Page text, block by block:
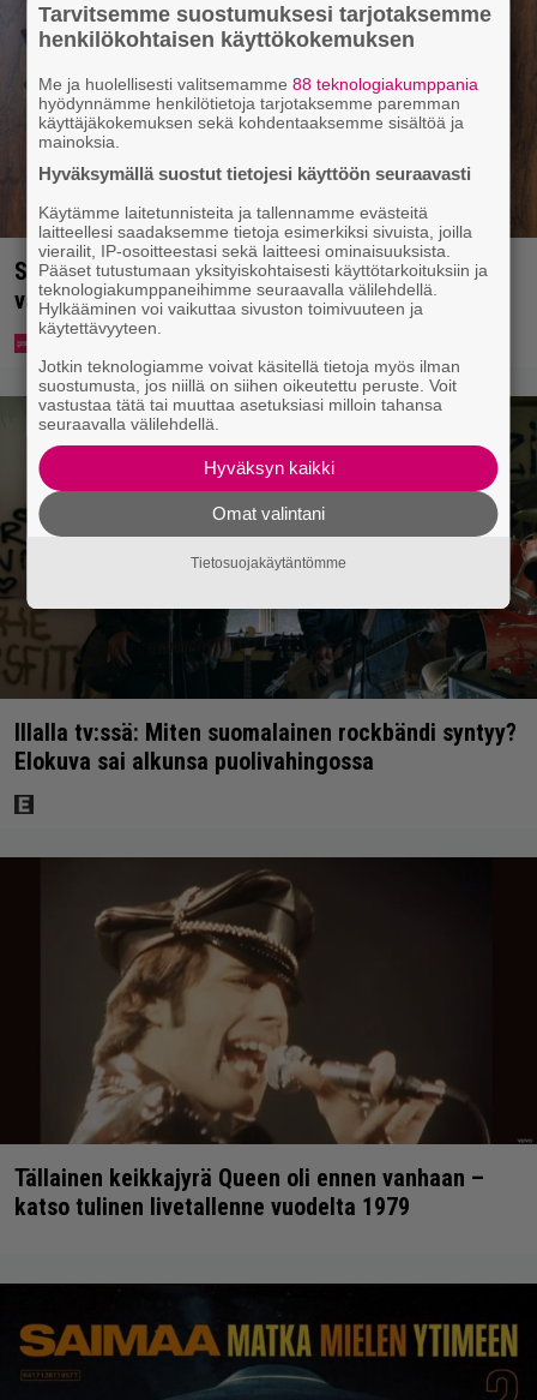
Syötkö perunoita näin? Tutkijat löysivät yhteyden
vakavaan kansansairauteen
Illalla tv:ssä: Miten suomalainen rockbändi syntyy?
Elokuva sai alkunsa puolivahingossa
Tällainen keikkajyrä Queen oli ennen vanhaan –
katso tulinen livetallenne vuodelta 1979
Tarvitsemme suostumuksesi tarjotaksemme
henkilökohtaisen käyttökokemuksen
Me ja huolellisesti valitsemamme88 teknologiakumppania
hyödynnämme henkilötietoja tarjotaksemme paremman
käyttäjäkokemuksen sekä kohdentaaksemme sisältöä ja
mainoksia.
Hyväksymällä suostut tietojesi käyttöön seuraavasti
Käytämme laitetunnisteita ja tallennamme evästeitä
laitteellesi saadaksemme tietoja esimerkiksi sivuista, joilla
vierailit, IP-osoitteestasi sekä laitteesi ominaisuuksista.
Pääset tutustumaan yksityiskohtaisesti käyttötarkoituksiin ja
teknologiakumppaneihimme seuraavalla välilehdellä.
Hylkääminen voi vaikuttaa sivuston toimivuuteen ja
käytettävyyteen.
Jotkin teknologiamme voivat käsitellä tietoja myös ilman
suostumusta, jos niillä on siihen oikeutettu peruste. Voit
vastustaa tätä tai muuttaa asetuksiasi milloin tahansa
seuraavalla välilehdellä.
Hyväksyn kaikki
Omat valintani
Tietosuojakäytäntömme